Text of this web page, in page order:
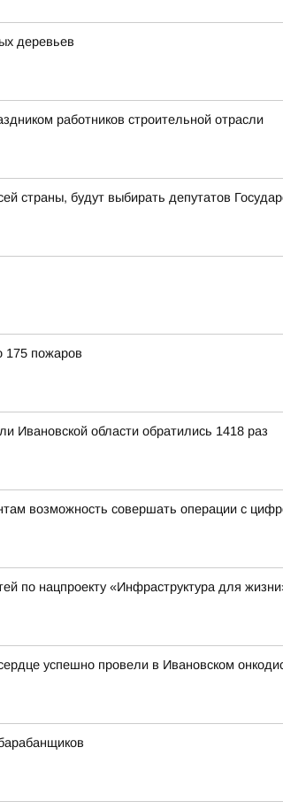
деревьев
работников строительной отрасли
страны, будут выбирать депутатов
175 пожаров
Ивановской области обратились 1418 раз
возможность совершать операции с
по нацпроекту «Инфраструктура для
успешно провели в Ивановском